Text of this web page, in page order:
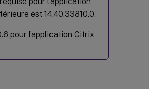
est 14.40.33810.0.
pour l’application Citrix